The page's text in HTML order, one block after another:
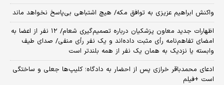
واکنش ابراهیم عزیزی به توافق مکه/ هیچ اشتباهی بی‌پاسخ نخواهد ماند
اظهارات جدید معاون پزشکیان درباره تصمیم‌گیری شعام/ ۱۲ نفر از اعضا به
امضای تفاهم‌نامه رأی مثبت داده‌اند و یک نفر رأی منفی/ صدای طیف
وابسته یا نزدیک به همان یک نفر از همه بلندتر است
ادعای محمدباقر خرازی پس از احضار به دادگاه؛ کلیپ‌ها جعلی و ساختگی
است +فیلم